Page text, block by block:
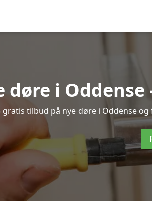
døre i
gratis tilbud på nye døre i Oddense